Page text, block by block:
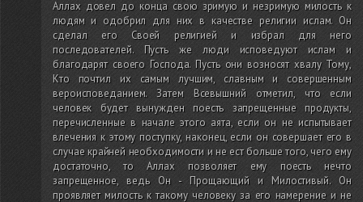
Аллах довел до конца свою зримую и незримую милость к
людям и одобрил для них в качестве религии ислам. Он
сделал его Своей религией и избрал для него
последователей. Пусть же люди исповедуют ислам и
благодарят своего Господа. Пусть они возносят хвалу Тому,
Кто почтил их самым лучшим, славным и совершенным
вероисповеданием. Затем Всевышний отметил, что если
человек будет вынужден поесть запрещенные продукты,
перечисленные в начале этого аята, если он не испытывает
влечения к этому поступку, наконец, если он совершает его в
случае крайней необходимости и не ест больше того, чего ему
достаточно, то Аллах позволяет ему поесть нечто
запрещенное, ведь Он - Прощающий и Милостивый. Он
проявляет милость к такому человеку за его намерение и не